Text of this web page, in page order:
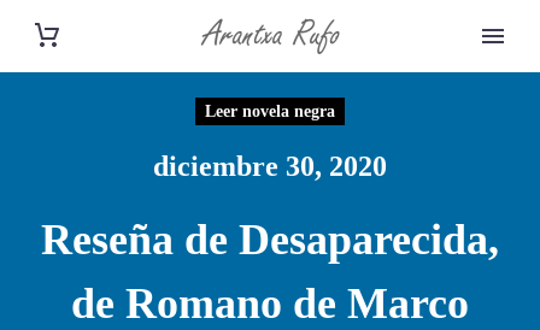
Leer novela negra
diciembre 30, 2020
Reseña de Desaparecida,
de Romano de Marco